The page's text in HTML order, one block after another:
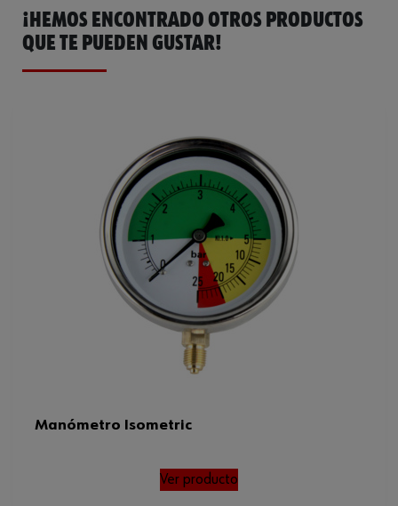
Material Acero, inoxidable
Rango de medición de presión
Rango de medición máximo de la
400 bar
Peso del producto (por artículo) 210.000 g
Rango de medición
mínimo/máximo de la presión
0-400 bar
Catálogo General 0866177537
Ficha Técnica
¡HEMOS ENCONTRADO OTROS PRODUCTOS
QUE TE PUEDEN GUSTAR!
Manómetro Isometric
Ver producto